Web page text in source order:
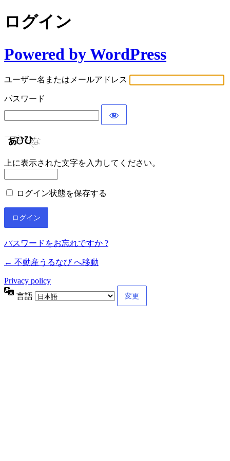
ログイン
Powered by WordPress
ユーザー名またはメールアドレス
パスワード
上に表示された文字を入力してください。
ログイン状態を保存する
パスワードをお忘れですか ?
← 不動産うるなび へ移動
Privacy policy
言語